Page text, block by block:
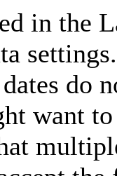
in the
do
want